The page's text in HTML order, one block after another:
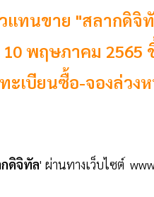
แทนขาย "สลากดิจิ
พฤษภาคม
เบียนซื้อ-จองล่วง
ดิจิทัล' ผ่านทางเว็บไซต์